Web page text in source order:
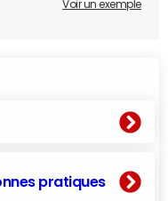
Voir un exemple
pratiques